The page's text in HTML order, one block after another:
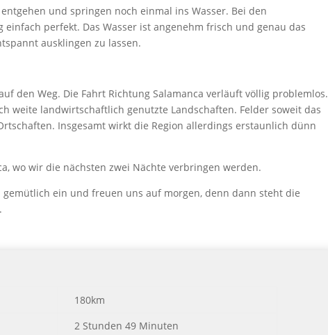
und springen noch einmal ins Wasser. Bei den
perfekt. Das Wasser ist angenehm frisch und genau das
ausklingen zu lassen.
den Weg. Die Fahrt RichtungSalamanca verläuft völlig problemlos.
weite landwirtschaftlich genutzte Landschaften. Felder soweit das
Insgesamt wirkt die Region allerdings erstaunlich dünn
wo wir die nächsten zwei Nächte verbringen werden.
ein und freuen uns auf morgen, denn dann steht die
180km
2 Stunden 49 Minuten